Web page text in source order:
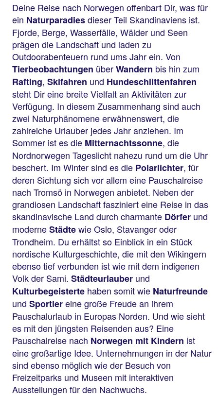
Deine Reise nach Norwegen offenbart Dir, was für
ein Naturparadiesdieser Teil Skandinaviens ist.
Fjorde, Berge, Wasserfälle, Wälder und Seen
prägen die Landschaft und laden zu
Outdoorabenteuern rund ums Jahr ein. Von
Tierbeobachtungen überWandern bis hin zum
Rafting, Skifahren und Hundeschlittenfahren
steht Dir eine breite Vielfalt an Aktivitäten zur
Verfügung. In diesem Zusammenhang sind auch
zwei Naturphänomene erwähnenswert, die
zahlreiche Urlauber jedes Jahr anziehen. Im
Sommer ist es die Mitternachtssonne, die
Nordnorwegen Tageslicht nahezu rund um die Uhr
beschert. Im Winter sind es die Polarlichter, für
deren Sichtung sich vor allem eine Pauschalreise
nach Tromsö in Norwegen anbietet. Neben der
grandiosen Landschaft fasziniert eine Reise in das
skandinavische Land durch charmante Dörfer und
moderneStädtewie Oslo, Stavanger oder
Trondheim. Du erhältst so Einblick in ein Stück
nordische Kulturgeschichte, die mit den Wikingern
ebenso tief verbunden ist wie mit dem indigenen
Volk der Sami. Städteurlauber und
Kulturbegeisterte haben somit wie Naturfreunde
und Sportlereine große Freude an ihrem
Pauschalurlaub in Europas Norden. Und wie sieht
es mit den jüngsten Reisenden aus? Eine
Pauschalreise nach Norwegen mit Kindern ist
eine großartige Idee. Unternehmungen in der Natur
sind ebenso möglich wie der Besuch von
Freizeitparks und Museen mit interaktiven
Ausstellungen für den Nachwuchs.